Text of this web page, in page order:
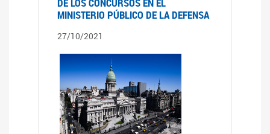
DE LOS CONCURSOS EN EL
MINISTERIO PÚBLICO DE LA DEFENSA
27/10/2021